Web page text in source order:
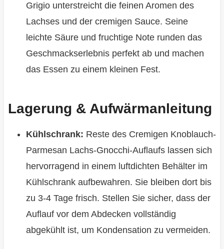
Grigio unterstreicht die feinen Aromen des
Lachses und der cremigen Sauce. Seine
leichte Säure und fruchtige Note runden das
Geschmackserlebnis perfekt ab und machen
das Essen zu einem kleinen Fest.
Lagerung & Aufwärmanleitung
Kühlschrank: Reste des Cremigen Knoblauch-
Parmesan Lachs-Gnocchi-Auflaufs lassen sich
hervorragend in einem luftdichten Behälter im
Kühlschrank aufbewahren. Sie bleiben dort bis
zu 3-4 Tage frisch. Stellen Sie sicher, dass der
Auflauf vor dem Abdecken vollständig
abgekühlt ist, um Kondensation zu vermeiden.